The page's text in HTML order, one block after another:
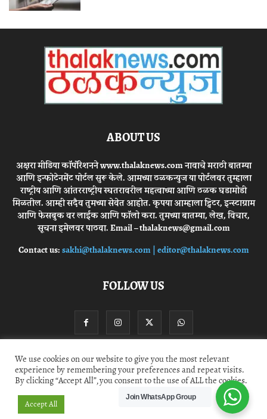
ABOUT US
अक्षरा मीडिया कॉर्पोरेशनने www.thalaknews.com नावाचे मराठी बातम्या
आणि इन्फोटेनमेंट पोर्टल सुरू केले. आमच्या ठळकन्युज या पोर्टलवर तुम्हाला
राष्ट्रीय आणि आंतरराष्ट्रीय स्घतरावरील महत्वाच्या आणि ठळक घडामोडी
मिळतील. आम्ही सदैव तुमच्या सेवेत आहोत. कृपया आम्हाला ट्विटर, इन्स्टाग्राम
आणि फेसबुक वर लाईक आणि फॉलो करा. तुमच्या बातम्या, लेख, विचार,
सूचना इमेलवर पाठवा. Email – thalaknews@gmail.com
Contact us:sakhi@thalaknews.com | editor@thalaknews.com
FOLLOW US
Privacy Policy Contact Us
© thalaknews.com 2024 All Rights Reserved. Akshara Media Corp.
We use cookies on our website to give you the most relevant
experience by remembering your preferences and repeat visits.
By clicking “Accept All”, you consent to the use of ALL the cookies.
Accept All
Join WhatsApp Group